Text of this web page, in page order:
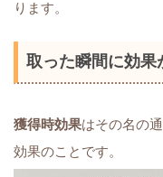
ります。
取った瞬間に効果
獲得時効果はその名の
効果のことです。